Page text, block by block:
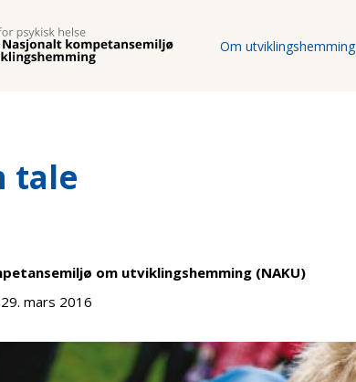
Om utviklingshemming
tale
om utviklingshemming (NAKU)
29. mars 2016